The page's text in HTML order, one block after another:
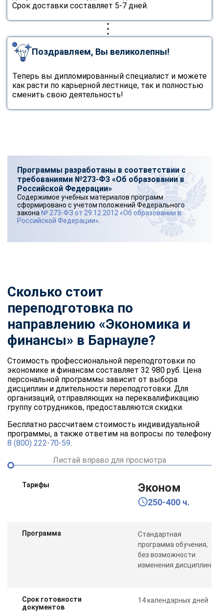
Срок доставки составляет 5-7 дней.
Поздравляем, Вы великолепны!
Теперь вы дипломированный специалист и можете
как расти по карьерной лестнице, так и полностью
сменить свою деятельность!
Программы разработаны в соответствии с
требованиями №273-ФЗ «Об образовании в
Российской Федерации»
Содержимое учебных материалов программ
сформировано с учетом положений Федерального
закона № 273-ФЗ от 29.12.2012 «Об образовании в
Российской Федерации»
Сколько стоит
переподготовка по
направлению «Экономика и
финансы» в Барнауле?
Стоимость профессиональной переподготовки по
экономике и финансам составляет 32 980 руб. Цена
персональной программы зависит от выбора
дисциплин и длительности переподготовки. Для
организаций, отправляющих на переквалификацию
группу сотрудников, предоставляются скидки.
Бесплатно рассчитаем стоимость индивидуальной
программы, а также ответим на вопросы по телефону
8 (800) 222-70-59.
Листай вправо для просмотра
Тарифы Эконом
250-400 ч.
Программа
Стандартная
программа обучения,
без возможности
изменения дисциплин
Срок готовности
документов
14 календарных дней